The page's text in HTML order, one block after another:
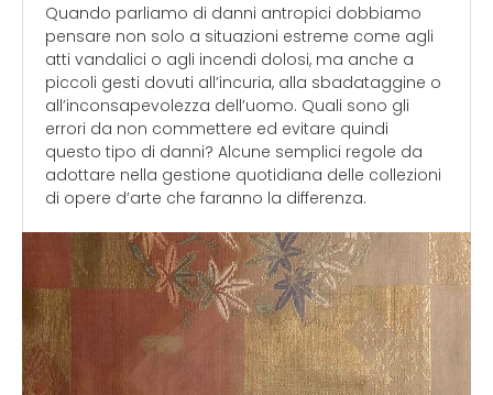
Quando parliamo di danni antropici dobbiamo
pensare non solo a situazioni estreme come agli
atti vandalici o agli incendi dolosi, ma anche a
piccoli gesti dovuti all’incuria, alla sbadataggine o
all’inconsapevolezza dell’uomo. Quali sono gli
errori da non commettere ed evitare quindi
questo tipo di danni? Alcune semplici regole da
adottare nella gestione quotidiana delle collezioni
di opere d’arte che faranno la differenza.